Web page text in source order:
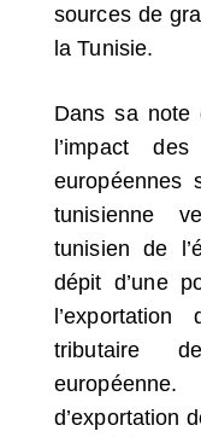
sources de
la Tunisie.
Dans sa note
l’impact
européennes
tunisienne
tunisien de
dépit d’une
tributaire
d’exportation